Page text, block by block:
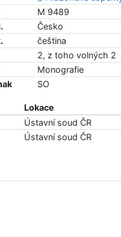
M 9489
Česko
čeština
2, z toho volných 2
Monografie
SO
Lokace
Ústavní soud ČR
Ústavní soud ČR